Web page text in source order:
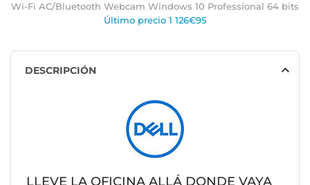
Wi-Fi AC/Bluetooth Webcam Windows 10 Professional 64 bits
Último precio 1 126€95
DESCRIPCIÓN
LLEVE LA OFICINA ALLÁ DONDE VAYA